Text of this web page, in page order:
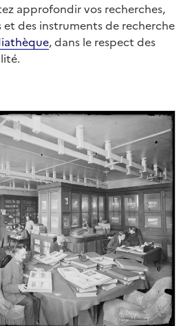
approfondir vos recherches,
et des instruments de recherche
, dans le respect des